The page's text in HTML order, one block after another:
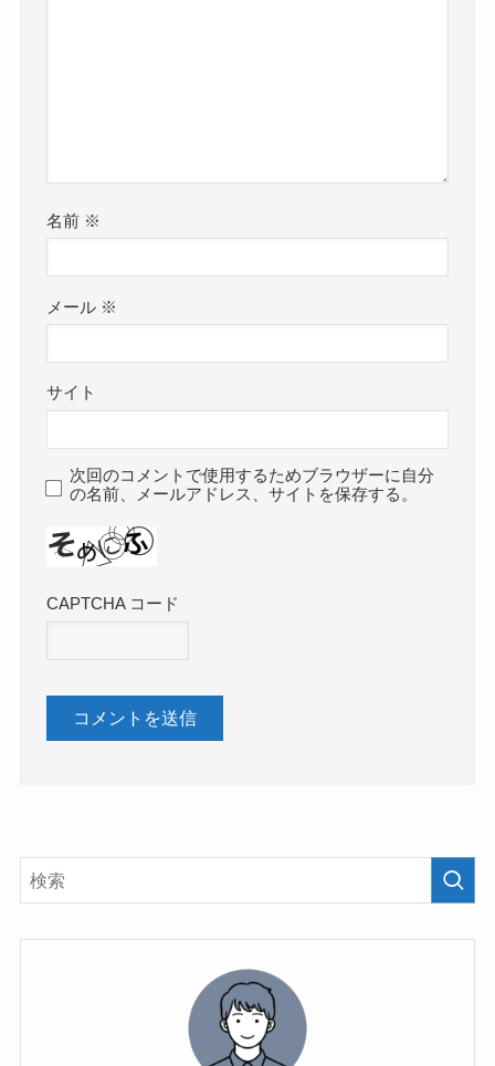
名前 ※
メール ※
サイト
次回のコメントで使用するためブラウザーに自分
の名前、メールアドレス、サイトを保存する。
CAPTCHA コード